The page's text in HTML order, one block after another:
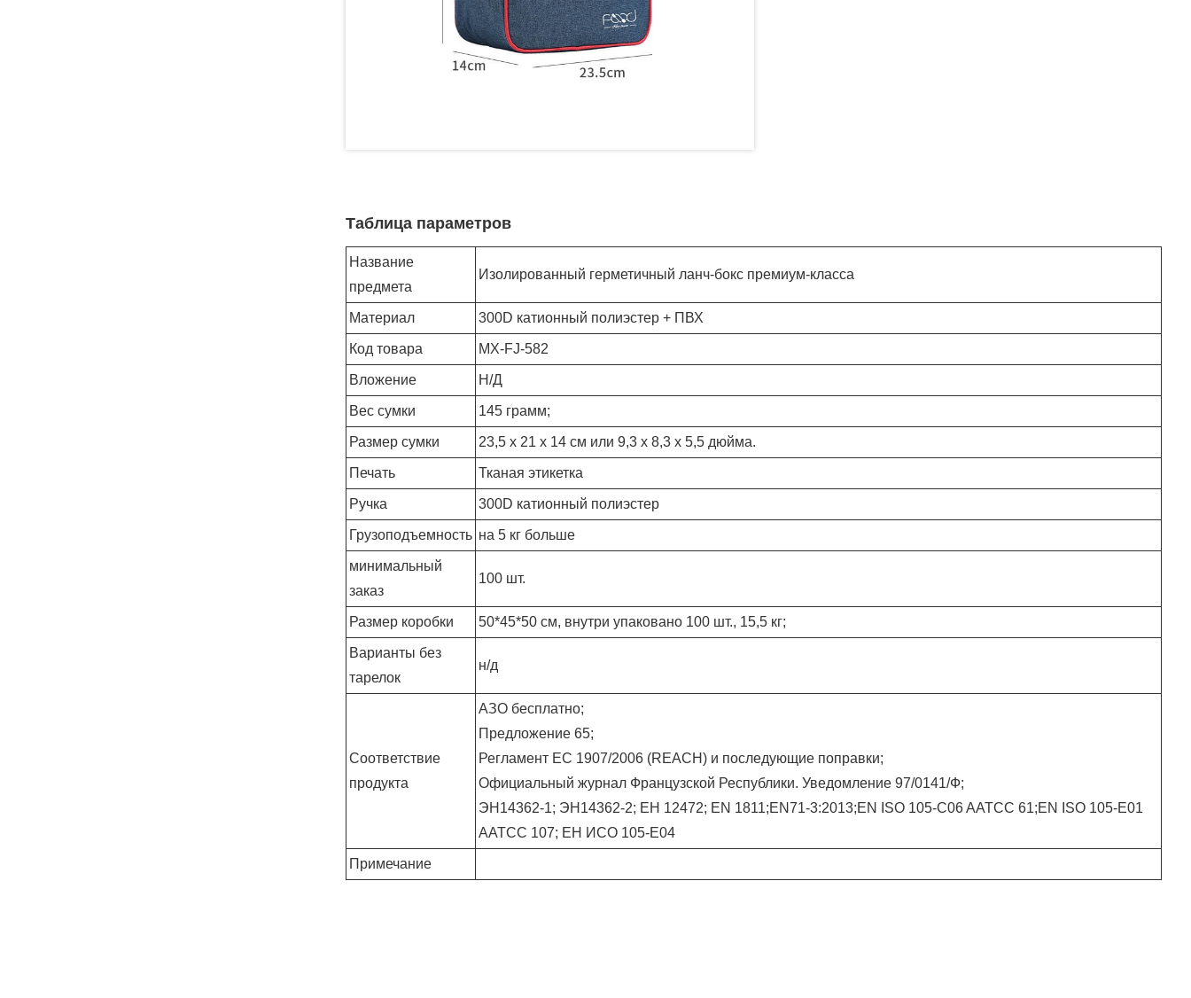
Таблица параметров
Название
предмета
Изолированный герметичный ланч-бокс премиум-класса
Материал 300D катионный полиэстер + ПВХ
Код товара МХ-FJ-582
Вложение Н/Д
Вес сумки 145 грамм;
Размер сумки 23,5 x 21 x 14 см или 9,3 x 8,3 x 5,5 дюйма.
Печать Тканая этикетка
Ручка 300D катионный полиэстер
Грузоподъемность на 5 кг больше
минимальный
заказ
100 шт.
Размер коробки 50*45*50 см, внутри упаковано 100 шт., 15,5 кг;
Варианты без
тарелок
н/д
Соответствие
продукта
АЗО бесплатно;
Предложение 65;
Регламент ЕС 1907/2006 (REACH) и последующие поправки;
Официальный журнал Французской Республики. Уведомление 97/0141/Ф;
ЭН14362-1; ЭН14362-2; ЕН 12472; EN 1811;EN71-3:2013;EN ISO 105-C06 AATCC 61;EN ISO 105-E01
AATCC 107; ЕН ИСО 105-Е04
Примечание